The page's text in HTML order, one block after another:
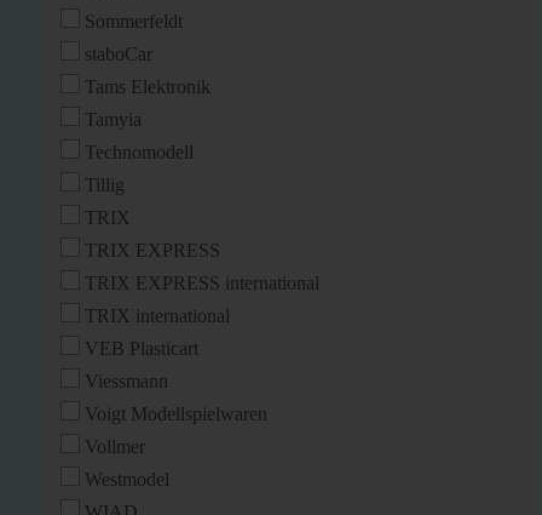
Sommerfeldt
staboCar
Tams Elektronik
Tamyia
Technomodell
Tillig
TRIX
TRIX EXPRESS
TRIX EXPRESS international
TRIX international
VEB Plasticart
Viessmann
Voigt Modellspielwaren
Vollmer
Westmodel